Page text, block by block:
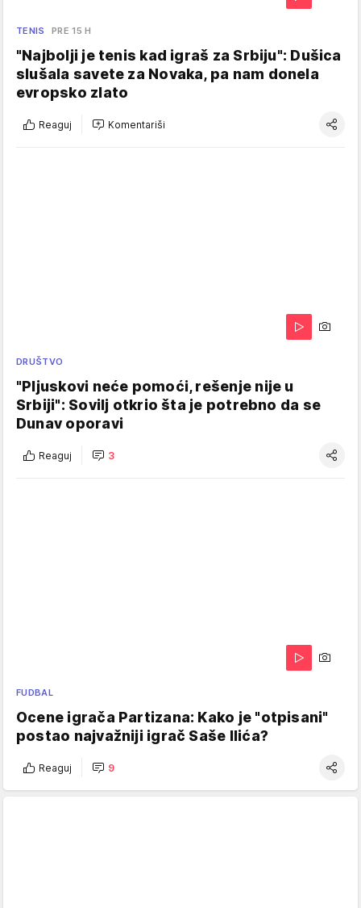
TENIS PRE 15 H
"Najbolji je tenis kad igraš za Srbiju": Dušica
slušala savete za Novaka, pa nam donela
evropsko zlato
Reaguj Komentariši
DRUŠTVO
"Pljuskovi neće pomoći, rešenje nije u
Srbiji": Sovilj otkrio šta je potrebno da se
Dunav oporavi
Reaguj 3
FUDBAL
Ocene igrača Partizana: Kako je "otpisani"
postao najvažniji igrač Saše Ilića?
Reaguj 9